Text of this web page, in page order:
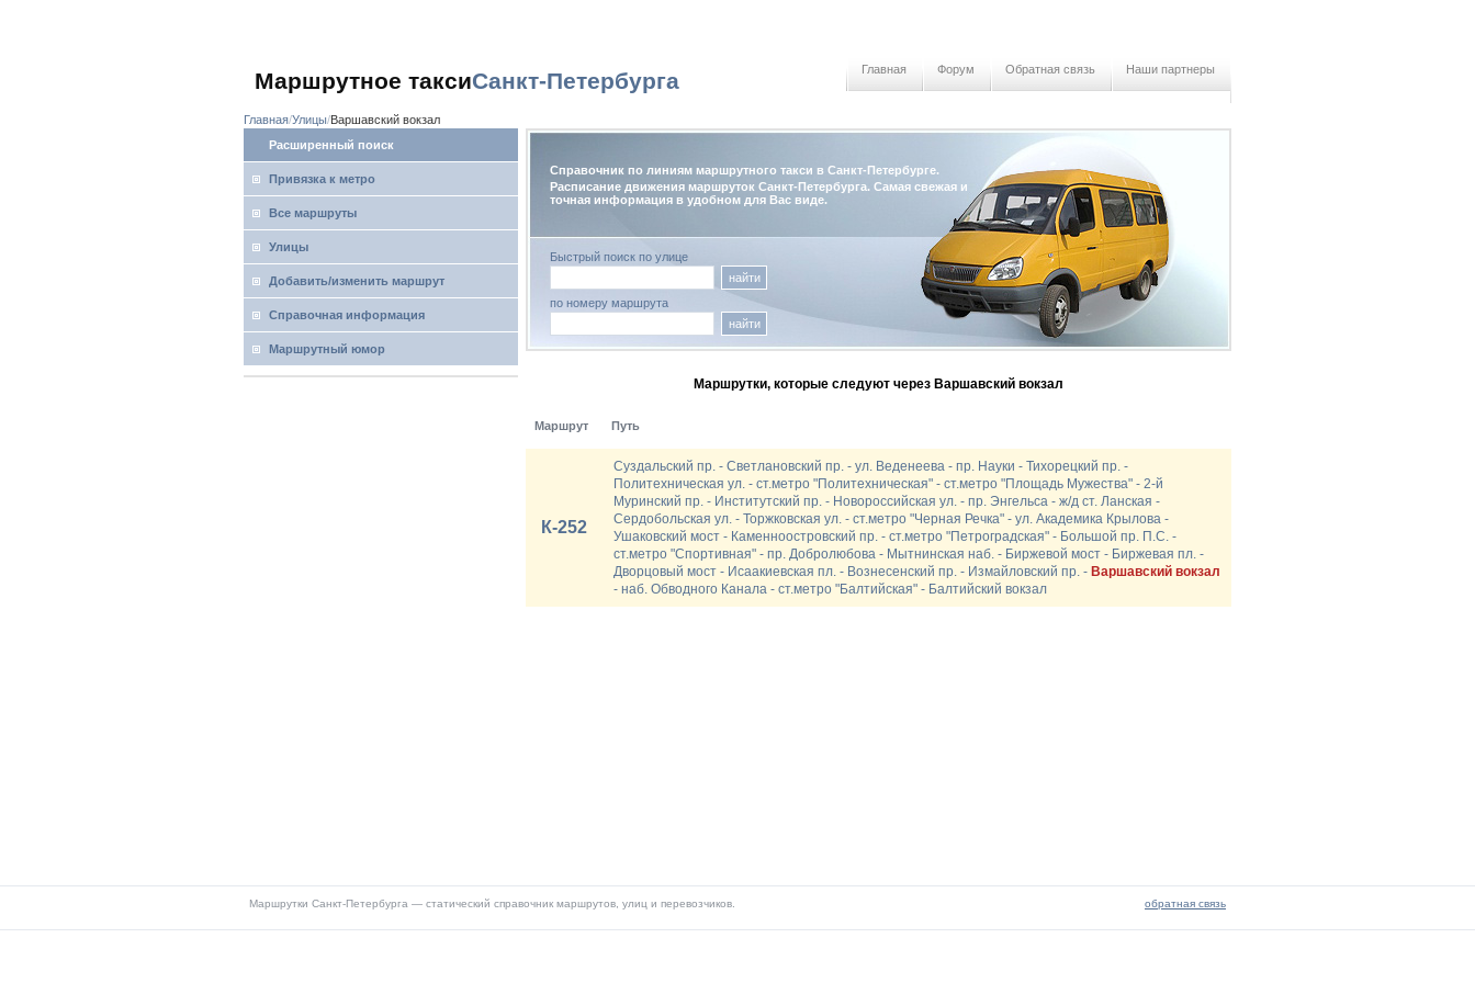
Маршрутное таксиСанкт-Петербурга Главная Форум Обратная связь Наши партнеры
Главная Улицы Варшавский вокзал
Расширенный поиск
Привязка к метро
Все маршруты
Улицы
Добавить/изменить маршрут
Справочная информация
Маршрутный юмор
Справочник по линиям маршрутного такси в Санкт-Петербурге.
Расписание движения маршруток Санкт-Петербурга. Самая свежая и
точная информация в удобном для Вас виде.
Быстрый поиск по улице
найти
по номеру маршрута
найти
Маршрутки, которые следуют через Варшавский вокзал
Маршрут Путь
К-252
Суздальский пр. - Светлановский пр. - ул. Веденеева - пр. Науки - Тихорецкий пр. -
Политехническая ул. - ст.метро "Политехническая" - ст.метро "Площадь Мужества" - 2-й
Муринский пр. - Институтский пр. - Новороссийская ул. - пр. Энгельса - ж/д ст. Ланская -
Сердобольская ул. - Торжковская ул. - ст.метро "Черная Речка" - ул. Академика Крылова -
Ушаковский мост - Каменноостровский пр. - ст.метро "Петроградская" - Большой пр. П.С. -
ст.метро "Спортивная" - пр. Добролюбова - Мытнинская наб. - Биржевой мост - Биржевая пл. -
Дворцовый мост - Исаакиевская пл. - Вознесенский пр. - Измайловский пр. - Варшавский вокзал
- наб. Обводного Канала - ст.метро "Балтийская" - Балтийский вокзал
Маршрутки Санкт-Петербурга — статический справочник маршрутов, улиц и перевозчиков. обратная связь